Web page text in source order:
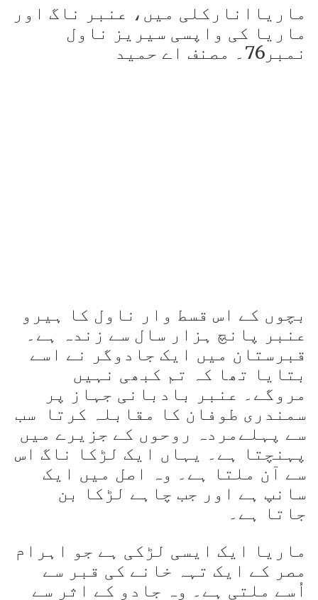
ماریاانارکلی میں، عنبر ناگ اور
ماریا کی واپسی سیریز ناول
نمبر76۔ مصنف اے حمید
بچوں کے اس قسط وار ناول کا ہیرو
عنبر پانچ ہزار سال سے زندہ ہے۔
قبرستان میں ایک جادوگر نے اسے
بتایا تھا کہ تم کبھی نہیں
مروگے۔ عنبر بادبانی جہاز پر
سمندری طوفان کا مقابلہ کرتا سب
سے پہلےمردہ روحوں کے جزیرے میں
پہنچتا ہے۔ یہاں ایک لڑکا ناگ اس
سے آن ملتا ہے۔ وہ اصل میں ایک
سانپ ہے اور جب چاہے لڑکا بن
جاتا ہے۔
ماریا ایک ایسی لڑکی ہے جو اہرام
مصر کے ایک تہہ خانے کی قبر سے
اُسے ملتی ہے۔ وہ جادو کے اثر سے